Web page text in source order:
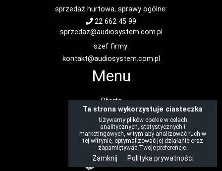
sprzedaż hurtowa, sprawy ogólne:
22 662 45 99
sprzedaz@audiosystem.com.pl
szef firmy:
kontakt@audiosystem.com.pl
Menu
Oferta
Okazje
Cenniki
O nas
Kontakt
Ta strona wykorzystuje ciasteczka
Używamy plików cookie w celach
analitycznych, statystycznych i
marketingowych, w tym aby analizować ruch w
tej witrynie, optymalizować jej działanie oraz
zapamiętywać Twoje preferencje.
Zamknij Polityka prywatności